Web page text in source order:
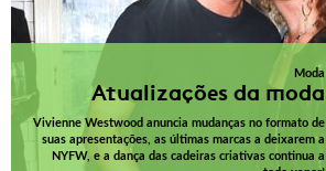
Moda
Atualizações da moda
Vivienne Westwood anuncia mudanças no formato de
suas apresentações, as últimas marcas a deixarem a
NYFW, e a dança das cadeiras criativas continua a